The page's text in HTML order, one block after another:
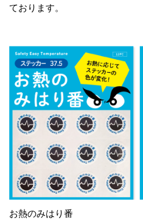
ております。
お熱のみはり番